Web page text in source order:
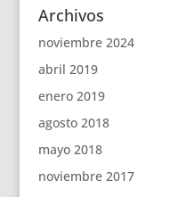
Archivos
noviembre 2024
abril 2019
enero 2019
agosto 2018
mayo 2018
noviembre 2017